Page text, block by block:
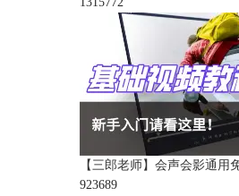
【三郎老师】会声会影通用
923689